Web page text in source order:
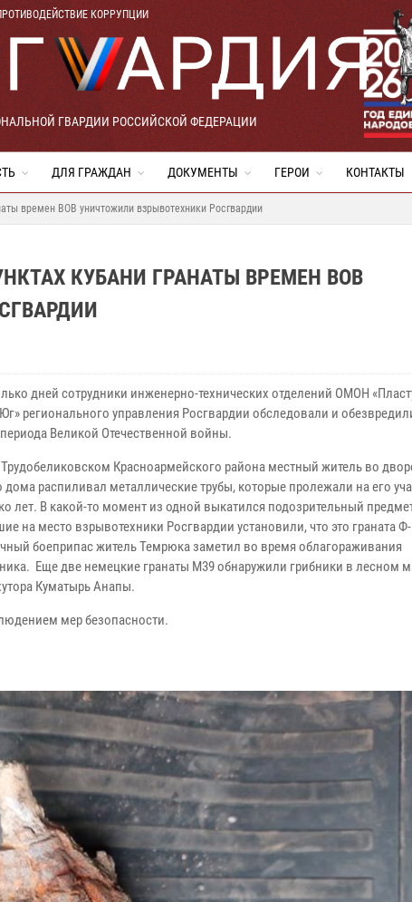
КОРРУПЦИИ
ГВАРДИИ РОССИЙСКОЙ ФЕДЕРАЦИИ
ДЛЯ ГРАЖДАН ДОКУМЕНТЫ ГЕРОИ КОНТАКТЫ
времен ВОВ уничтожили взрывотехники Росгвардии
КУБАНИ ГРАНАТЫ ВРЕМЕН ВОВ
дней сотрудники инженерно-технических отделений ОМОН
регионального управления Росгвардии обследовали и
Великой Отечественной войны.
Трудобеликовском Красноармейского района местный житель во
дома распиливал металлические трубы, которые пролежали на его
лет. В какой-то момент из одной выкатился подозрительный
на место взрывотехники Росгвардии установили, что это граната
боеприпас житель Темрюка заметил во время облагораживания
Еще две немецкие гранаты М39 обнаружили грибники в лесном
Куматырь Анапы.
мер безопасности.